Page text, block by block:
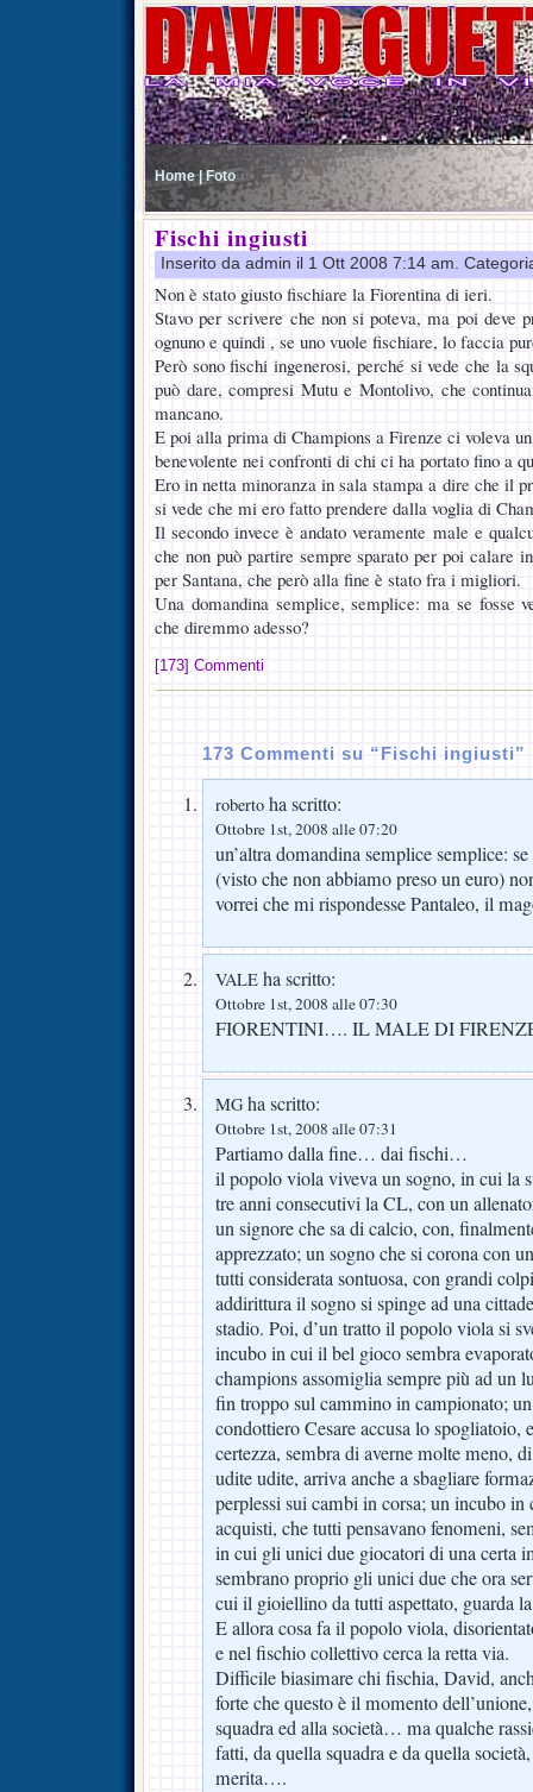
Home | Foto
Fischi ingiusti
Inserito da admin il 1 Ott 2008 7:14 am.
Non è stato giusto fischiare la Fiorentina di ieri.
Stavo per scrivere che non si poteva, ma poi deve
ognuno e quindi , se uno vuole fischiare, lo faccia
Però sono fischi ingenerosi, perché si vede che la
può dare, compresi Mutu e Montolivo, che
mancano.
E poi alla prima di Champions a Firenze ci voleva
benevolente nei confronti di chi ci ha portato fino a
Ero in netta minoranza in sala stampa a dire che il
si vede che mi ero fatto prendere dalla voglia di
Il secondo invece è andato veramente male e
che non può partire sempre sparato per poi calare
per Santana, che però alla fine è stato fra i migliori.
Una domandina semplice, semplice: ma se fosse
che diremmo adesso?
[173] Commenti
173 Commenti su “Fischi ingiusti”
roberto ha scritto:
Ottobre 1st, 2008 alle 07:20
un’altra domandina semplice semplice:
(visto che non abbiamo preso un euro)
vorrei che mi rispondesse Pantaleo, il
VALE ha scritto:
Ottobre 1st, 2008 alle 07:30
FIORENTINI…. IL MALE DI
MG ha scritto:
Ottobre 1st, 2008 alle 07:31
Partiamo dalla fine… dai fischi…
il popolo viola viveva un sogno, in cui la
tre anni consecutivi la CL, con un
un signore che sa di calcio, con,
apprezzato; un sogno che si corona con
tutti considerata sontuosa, con grandi
addirittura il sogno si spinge ad una
stadio. Poi, d’un tratto il popolo viola si
incubo in cui il bel gioco sembra
champions assomiglia sempre più ad un
fin troppo sul cammino in campionato;
condottiero Cesare accusa lo spogliatoio,
certezza, sembra di averne molte meno,
udite udite, arriva anche a sbagliare
perplessi sui cambi in corsa; un incubo
acquisti, che tutti pensavano fenomeni,
in cui gli unici due giocatori di una certa
sembrano proprio gli unici due che ora
cui il gioiellino da tutti aspettato, guarda
E allora cosa fa il popolo viola,
e nel fischio collettivo cerca la retta via.
Difficile biasimare chi fischia, David,
forte che questo è il momento
squadra ed alla società… ma qualche
fatti, da quella squadra e da quella
merita….